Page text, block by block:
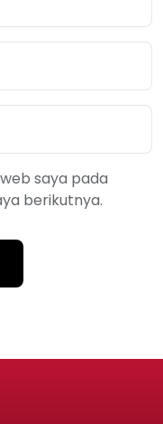
saya pada
berikutnya.